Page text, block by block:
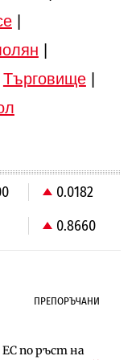
|
Търговище|
0.0182
0.8660
ПРЕПОРЪЧАНИ
по ръст на
изпълнител за
150 устройства с